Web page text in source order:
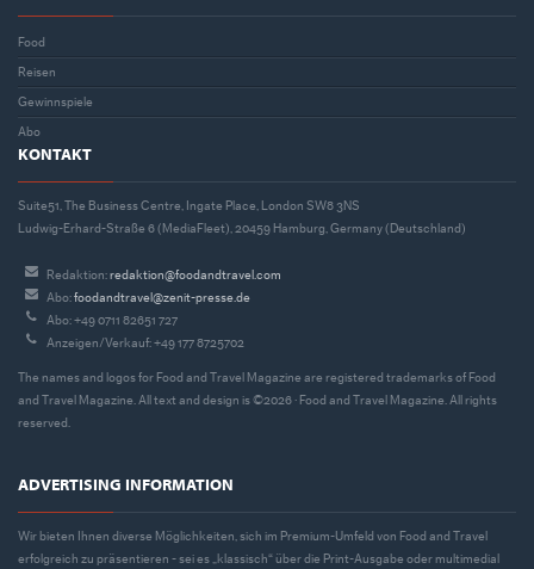
Food
Reisen
Gewinnspiele
Abo
KONTAKT
Suite51, The Business Centre, Ingate Place, London SW8 3NS
Ludwig-Erhard-Straße 6 (MediaFleet), 20459 Hamburg, Germany (Deutschland)
Redaktion:redaktion@foodandtravel.com
Abo:foodandtravel@zenit-presse.de
Abo: +49 0711 82651 727
Anzeigen/Verkauf: +49 177 8725702
The names and logos for Food and Travel Magazine are registered trademarks of Food
and Travel Magazine. All text and design is ©2026 · Food and Travel Magazine. All rights
reserved.
ADVERTISING INFORMATION
Wir bieten Ihnen diverse Möglichkeiten, sich im Premium-Umfeld von Food and Travel
erfolgreich zu präsentieren - sei es „klassisch“ über die Print-Ausgabe oder multimedial